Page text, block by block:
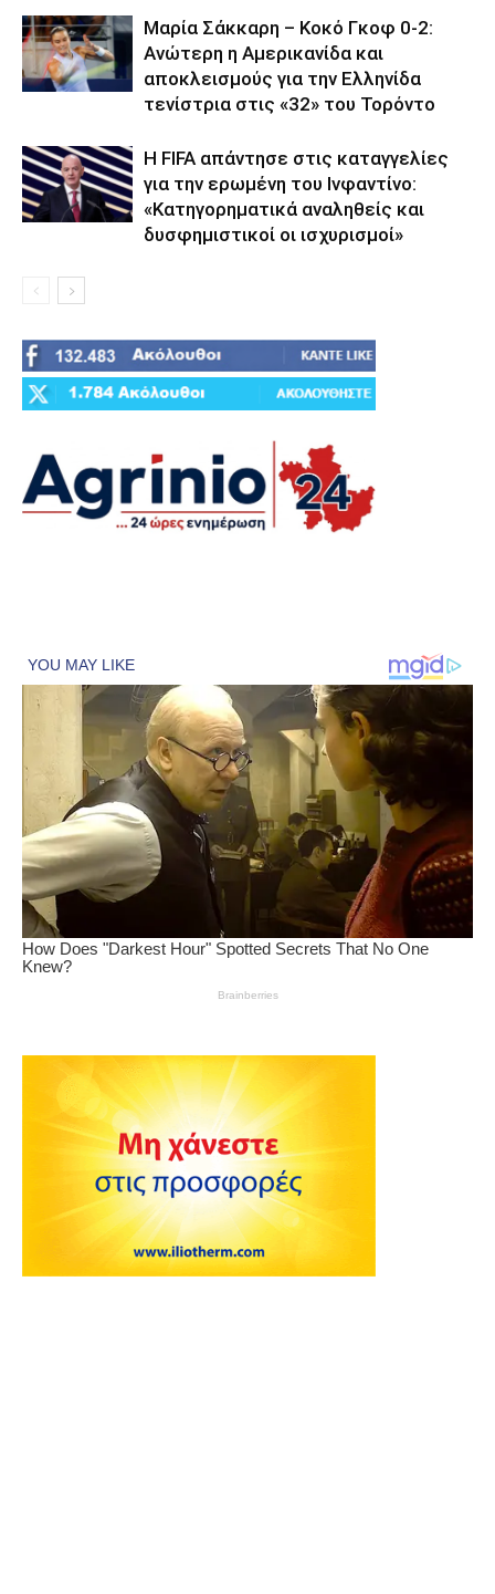
Μαρία Σάκκαρη – Κοκό Γκοφ 0-2:
Ανώτερη η Αμερικανίδα και
αποκλεισμούς για την Ελληνίδα
τενίστρια στις «32» του Τορόντο
Η FIFA απάντησε στις καταγγελίες
για την ερωμένη του Ινφαντίνο:
«Κατηγορηματικά αναληθείς και
δυσφημιστικοί οι ισχυρισμοί»